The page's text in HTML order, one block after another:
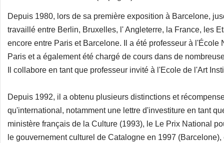
Depuis 1980, lors de sa première exposition à Barcelone,
travaillé entre Berlin, Bruxelles, l' Angleterre, la France, les
encore entre Paris et Barcelone. Il a été professeur à l'École
Paris et a également été chargé de cours dans de
Il collabore en tant que professeur invité à l'Ecole de l'Art
Depuis 1992, il a obtenu plusieurs distinctions et
qu'international, notamment une lettre d'investiture en tant
ministère français de la Culture (1993), le Le Prix National
le gouvernement culturel de Catalogne en 1997